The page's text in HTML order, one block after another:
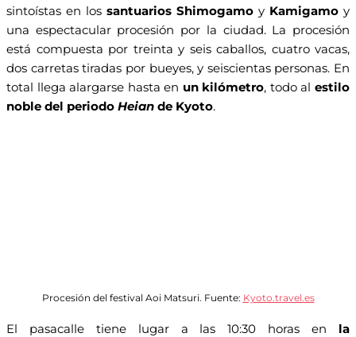
sintoístas en los santuarios Shimogamo y Kamigamo y
una espectacular procesión por la ciudad. La procesión
está compuesta por treinta y seis caballos, cuatro vacas,
dos carretas tiradas por bueyes, y seiscientas personas. En
total llega alargarse hasta en un kilómetro, todo alestilo
noble del periodo Heian de Kyoto.
Procesión del festival Aoi Matsuri. Fuente: Kyoto.travel.es
El pasacalle tiene lugar a las 10:30 horas en la